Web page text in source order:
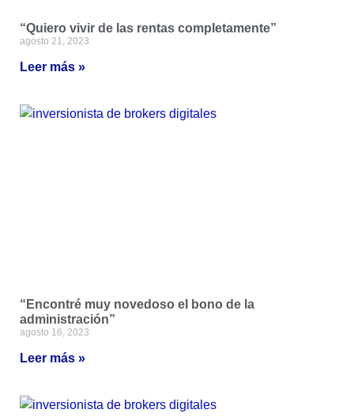
“Quiero vivir de las rentas completamente”
agosto 21, 2023
Leer más »
“Encontré muy novedoso el bono de la
administración”
agosto 16, 2023
Leer más »